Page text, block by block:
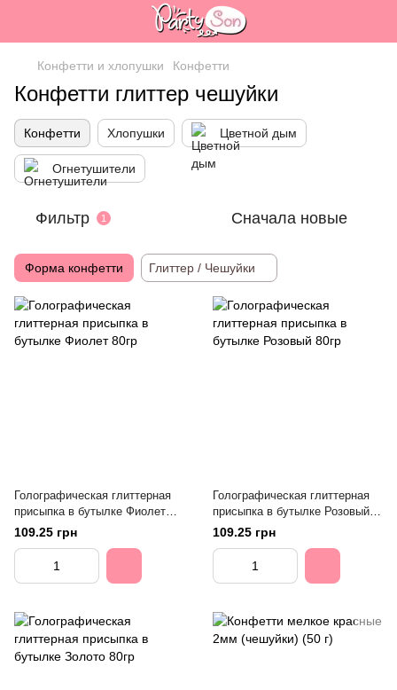
Конфетти и хлопушки Конфетти
Конфетти глиттер чешуйки
Конфетти Хлопушки Цветной дым
Огнетушители
Фильтр 1 Сначала новые
Форма конфетти Глиттер / Чешуйки
Голографическая глиттерная
присыпка в бутылке Фиолет
80гр
109.25 грн
Голографическая глиттерная
присыпка в бутылке Розовый
80гр
109.25 грн